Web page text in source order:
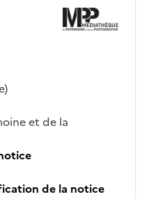
et de la
de la notice